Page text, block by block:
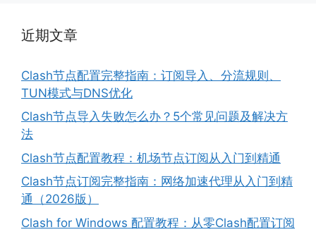
近期文章
Clash节点配置完整指南：订阅导入、分流规则、
TUN模式与DNS优化
Clash节点导入失败怎么办？5个常见问题及解决方
法
Clash节点配置教程：机场节点订阅从入门到精通
Clash节点订阅完整指南：网络加速代理从入门到精
通（2026版）
Clash for Windows 配置教程：从零Clash配置订阅